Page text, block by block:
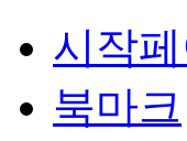
시작
북마크